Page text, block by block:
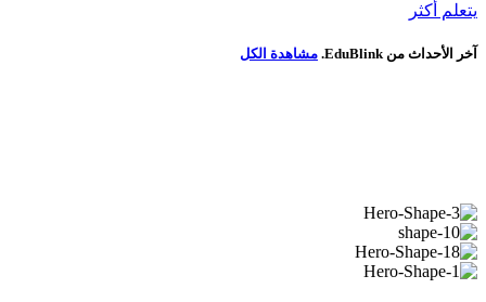
يتعلم أكثر
آخر الأحداث من EduBlink. مشاهدة الكل